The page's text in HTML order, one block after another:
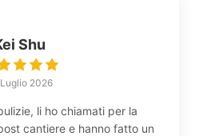
Shu
2026
li ho chiamati per la
cantiere e hanno fatto un